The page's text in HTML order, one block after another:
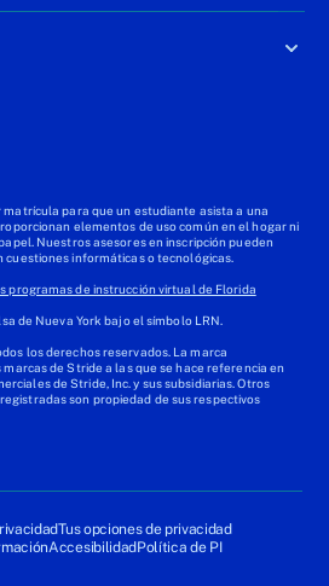
para que un estudiante asista a una
elementos de uso común en el hogar ni
Nuestros asesores en inscripción pueden
cuestiones informáticas o tecnológicas.
programas de instrucción virtual de Florida
de Nueva York bajo el símbolo LRN.
los derechos reservados. La marca
de Stride a las que se hace referencia en
de Stride, Inc. y sus subsidiarias. Otros
son propiedad de sus respectivos
Tus opciones de privacidad
AccesibilidadPolítica de PI